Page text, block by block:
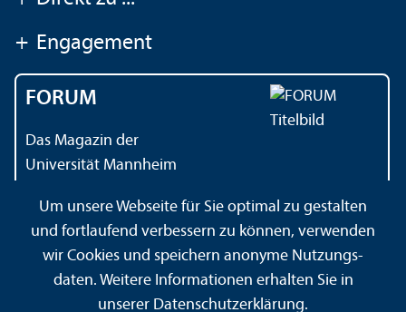
+ Engagement
FORUM
Das Magazin der
Universität Mannheim
Kontakt Impressum Datenschutz
Barrierefreiheit
Gebärdensprache
Leichte Sprache
Sitemap
Hausordnung
Sicherheit und Notfälle
Um unsere Webseite für Sie optimal zu gestalten
und fortlaufend verbessern zu können, verwenden
wir Cookies und speichern anonyme Nutzungs­
daten. Weitere Informationen erhalten Sie in
unserer Datenschutz­erklärung.